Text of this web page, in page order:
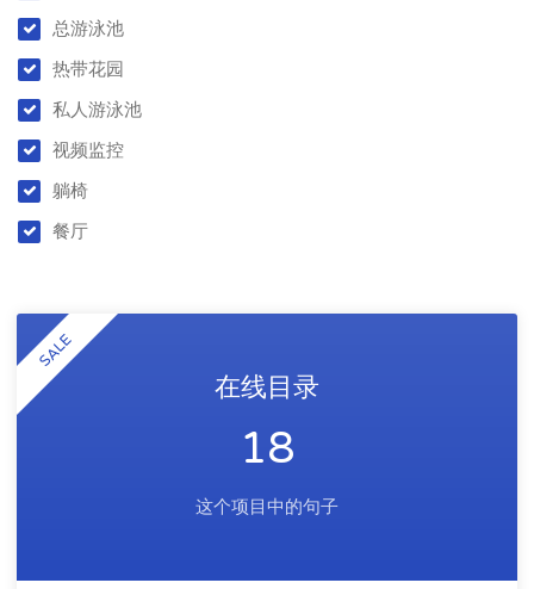
总游泳池
热带花园
私人游泳池
视频监控
躺椅
餐厅
SALE
在线目录
18
这个项目中的句子